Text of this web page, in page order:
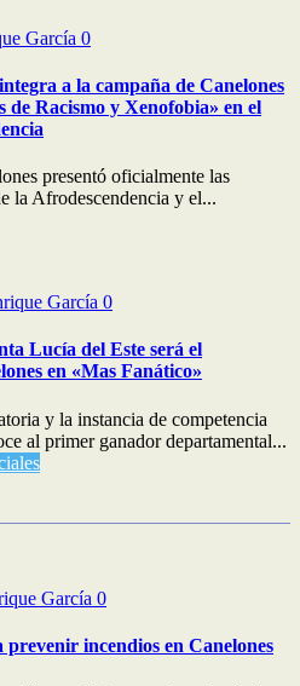
García 0
a la campaña de Canelones
Racismo y Xenofobia» en el
presentó oficialmente las
la Afrodescendencia y el...
García 0
Lucía del Este será el
en «Mas Fanático»
y la instancia de competencia
al primer ganador departamental...
García 0
incendios en Canelones